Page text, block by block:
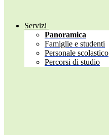
Servizi
Panoramica
Famiglie e studenti
Personale scolastico
Percorsi di studio